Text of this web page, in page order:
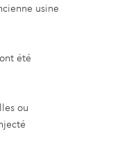
usine
été
ou